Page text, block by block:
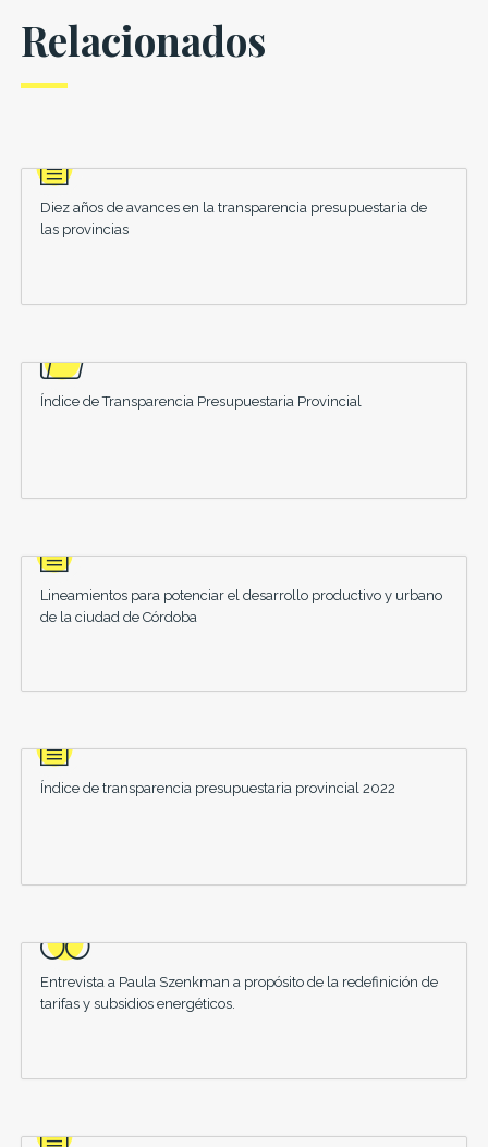
Relacionados
Diez años de avances en la transparencia presupuestaria de
las provincias
Índice de Transparencia Presupuestaria Provincial
Lineamientos para potenciar el desarrollo productivo y urbano
de la ciudad de Córdoba
Índice de transparencia presupuestaria provincial 2022
Entrevista a Paula Szenkman a propósito de la redefinición de
tarifas y subsidios energéticos.